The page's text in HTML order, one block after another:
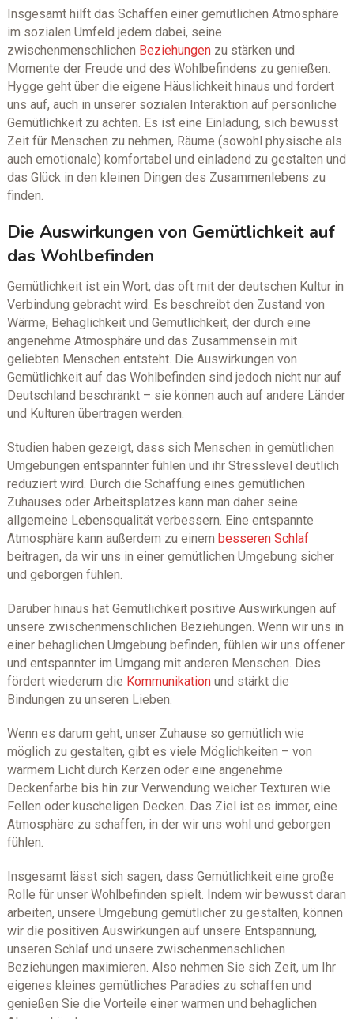
Insgesamt hilft das Schaffen einer gemütlichen Atmosphäre
im sozialen Umfeld jedem dabei, seine
zwischenmenschlichen Beziehungenzu stärken und
Momente der Freude und des Wohlbefindens zu genießen.
Hygge geht über die eigene Häuslichkeit hinaus und fordert
uns auf, auch in unserer sozialen Interaktion auf persönliche
Gemütlichkeit zu achten. Es ist eine Einladung, sich bewusst
Zeit für Menschen zu nehmen, Räume (sowohl physische als
auch emotionale) komfortabel und einladend zu gestalten und
das Glück in den kleinen Dingen des Zusammenlebens zu
finden.
Die Auswirkungen von Gemütlichkeit auf
das Wohlbefinden
Gemütlichkeit ist ein Wort, das oft mit der deutschen Kultur in
Verbindung gebracht wird. Es beschreibt den Zustand von
Wärme, Behaglichkeit und Gemütlichkeit, der durch eine
angenehme Atmosphäre und das Zusammensein mit
geliebten Menschen entsteht. Die Auswirkungen von
Gemütlichkeit auf das Wohlbefinden sind jedoch nicht nur auf
Deutschland beschränkt – sie können auch auf andere Länder
und Kulturen übertragen werden.
Studien haben gezeigt, dass sich Menschen in gemütlichen
Umgebungen entspannter fühlen und ihr Stresslevel deutlich
reduziert wird. Durch die Schaffung eines gemütlichen
Zuhauses oder Arbeitsplatzes kann man daher seine
allgemeine Lebensqualität verbessern. Eine entspannte
Atmosphäre kann außerdem zu einem besseren Schlaf
beitragen, da wir uns in einer gemütlichen Umgebung sicher
und geborgen fühlen.
Darüber hinaus hat Gemütlichkeit positive Auswirkungen auf
unsere zwischenmenschlichen Beziehungen. Wenn wir uns in
einer behaglichen Umgebung befinden, fühlen wir uns offener
und entspannter im Umgang mit anderen Menschen. Dies
fördert wiederum die Kommunikationund stärkt die
Bindungen zu unseren Lieben.
Wenn es darum geht, unser Zuhause so gemütlich wie
möglich zu gestalten, gibt es viele Möglichkeiten – von
warmem Licht durch Kerzen oder eine angenehme
Deckenfarbe bis hin zur Verwendung weicher Texturen wie
Fellen oder kuscheligen Decken. Das Ziel ist es immer, eine
Atmosphäre zu schaffen, in der wir uns wohl und geborgen
fühlen.
Insgesamt lässt sich sagen, dass Gemütlichkeit eine große
Rolle für unser Wohlbefinden spielt. Indem wir bewusst daran
arbeiten, unsere Umgebung gemütlicher zu gestalten, können
wir die positiven Auswirkungen auf unsere Entspannung,
unseren Schlaf und unsere zwischenmenschlichen
Beziehungen maximieren. Also nehmen Sie sich Zeit, um Ihr
eigenes kleines gemütliches Paradies zu schaffen und
genießen Sie die Vorteile einer warmen und behaglichen